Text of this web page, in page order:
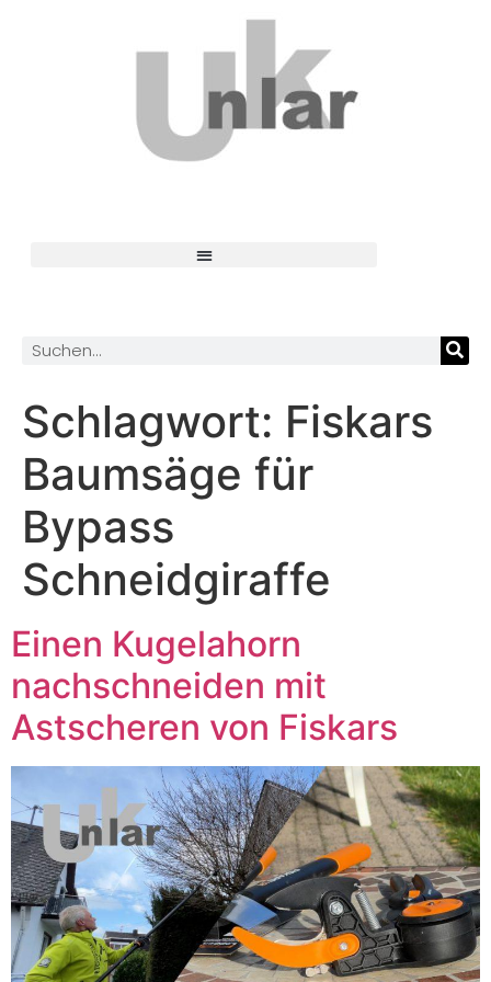
Schlagwort: Fiskars
Baumsäge für
Bypass
Schneidgiraffe
Einen Kugelahorn
nachschneiden mit
Astscheren von Fiskars